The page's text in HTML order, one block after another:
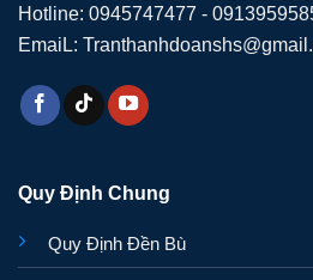
Hotline: 0945747477 -
EmaiL:
Quy Định Chung
Quy Định Đền Bù